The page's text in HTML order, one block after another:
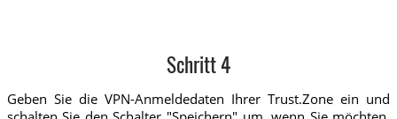
Schritt 4
Geben Sie die VPN-Anmeldedaten Ihrer Trust.Zone ein und